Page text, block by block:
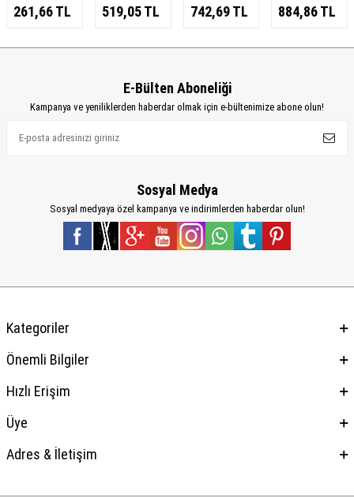
261,66TL 519,05TL 742,69TL 884,86TL
E-Bülten Aboneliği
Kampanya ve yeniliklerden haberdar olmak için e-bültenimize abone olun!
Sosyal Medya
Sosyal medyaya özel kampanya ve indirimlerden haberdar olun!
Kategoriler
Önemli Bilgiler
Hızlı Erişim
Üye
Adres & İletişim